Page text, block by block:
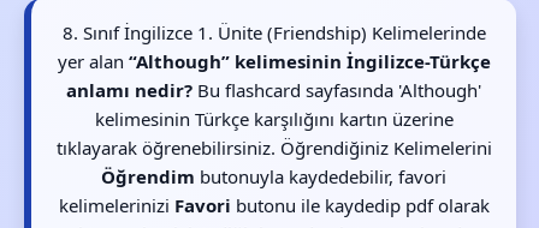
8. Sınıf İngilizce 1. Ünite (Friendship) Kelimelerinde
yer alan “Although” kelimesinin İngilizce-Türkçe
anlamı nedir? Bu flashcard sayfasında 'Although'
kelimesinin Türkçe karşılığını kartın üzerine
tıklayarak öğrenebilirsiniz. Öğrendiğiniz Kelimelerini
Öğrendim butonuyla kaydedebilir, favori
kelimelerinizi Favori butonu ile kaydedip pdf olarak